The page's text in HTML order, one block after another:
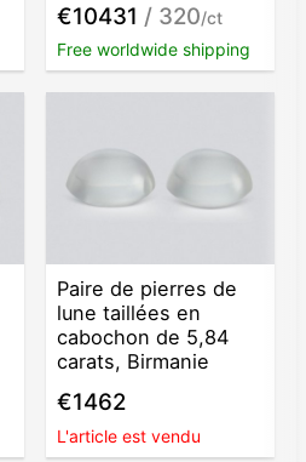
€10431 / 320/ct
Free worldwide shipping
Paire de pierres de
lune taillées en
cabochon de 5,84
carats, Birmanie
€1462
L'article est vendu